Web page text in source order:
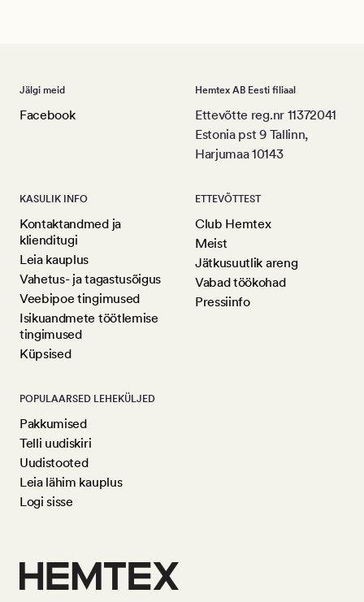
Jälgi meid
Facebook
Hemtex AB Eesti filiaal
Ettevõtte reg.nr 11372041
Estonia pst 9 Tallinn,
Harjumaa 10143
KASULIK INFO
Kontaktandmed ja
klienditugi
Leia kauplus
Vahetus- ja tagastusõigus
Veebipoe tingimused
Isikuandmete töötlemise
tingimused
Küpsised
ETTEVÕTTEST
Club Hemtex
Meist
Jätkusuutlik areng
Vabad töökohad
Pressiinfo
POPULAARSED LEHEKÜLJED
Pakkumised
Telli uudiskiri
Uudistooted
Leia lähim kauplus
Logi sisse